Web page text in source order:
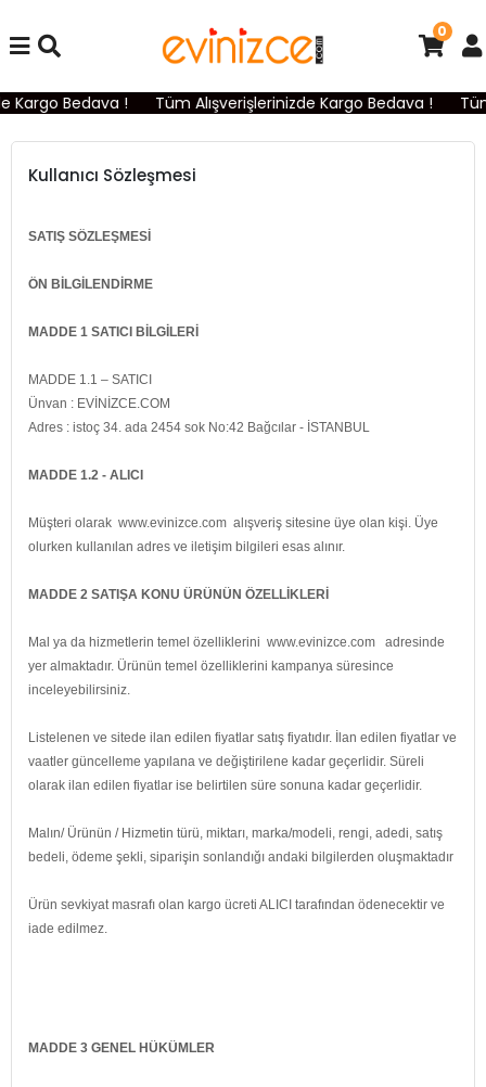
Bedava ! Tüm Alışverişlerinizde Kargo Bedava !
0
Kullanıcı Sözleşmesi
SATIŞ SÖZLEŞMESİ
ÖN BİLGİLENDİRME
MADDE 1 SATICI BİLGİLERİ
MADDE 1.1 – SATICI
Ünvan : EVİNİZCE.COM
Adres : istoç 34. ada 2454 sok No:42 Bağcılar - İSTANBUL
MADDE 1.2 - ALICI
Müşteri olarak www.evinizce.com alışveriş sitesine üye olan kişi. Üye
olurken kullanılan adres ve iletişim bilgileri esas alınır.
MADDE 2 SATIŞA KONU ÜRÜNÜN ÖZELLİKLERİ
Mal ya da hizmetlerin temel özelliklerini www.evinizce.com adresinde
yer almaktadır. Ürünün temel özelliklerini kampanya süresince
inceleyebilirsiniz.
Listelenen ve sitede ilan edilen fiyatlar satış fiyatıdır. İlan edilen fiyatlar ve
vaatler güncelleme yapılana ve değiştirilene kadar geçerlidir. Süreli
olarak ilan edilen fiyatlar ise belirtilen süre sonuna kadar geçerlidir.
Malın/ Ürünün / Hizmetin türü, miktarı, marka/modeli, rengi, adedi, satış
bedeli, ödeme şekli, siparişin sonlandığı andaki bilgilerden oluşmaktadır
Ürün sevkiyat masrafı olan kargo ücreti ALICI tarafından ödenecektir ve
iade edilmez.
MADDE 3 GENEL HÜKÜMLER